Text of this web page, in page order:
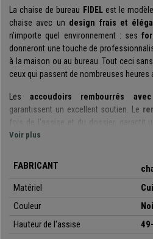
La chaise de bureau FIDELest le
chaise avec un design frais et
n’importe quel environnement : ses
donneront une touche de
à la maison ou au bureau. Tout ceci
ceux qui passent de nombreuses heures
Lesaccoudoirs rembourrés
garantissent un excellent soutien. Le
fois de l'assise et du dossier, garantit
s’agit d’une chaise vraiment confortable
Elle possède un mécanisme basculant:
cette fonction en actionnant le levier
rigide normale. Cette fonctionnalité
entre les deux options selon vos envies !
Voir plus
FABRICANT
Matériel
Couleur
Hauteur de l'assise